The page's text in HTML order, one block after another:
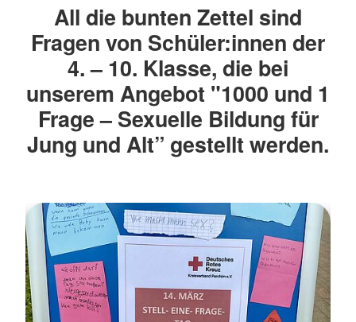
All die bunten Zettel sind
Fragen von Schüler:innen der
4. – 10. Klasse, die bei
unserem Angebot "1000 und 1
Frage – Sexuelle Bildung für
Jung und Alt” gestellt werden.